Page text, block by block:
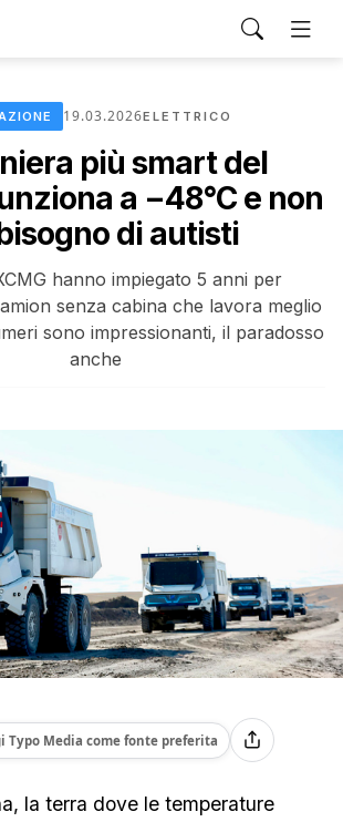
19.03.2026ELETTRICO
più smart del
a −48°C e non
di autisti
hanno impiegato 5 anni per
senza cabina che lavora meglio
sono impressionanti, il paradosso
anche
Typo Media come fonte preferita
la terra dove le temperature